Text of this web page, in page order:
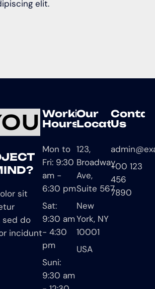
elit.
sit
sed do
incidunt
Working
Hours
Mon to
Fri: 9:30
am -
6:30 pm
Sat:
9:30 am
- 4:30
pm
Suni:
9:30 am
Our
Location
123,
Broadway
Ave,
Suite 567
New
York, NY
10001
USA
Us
+00 123
456
7890